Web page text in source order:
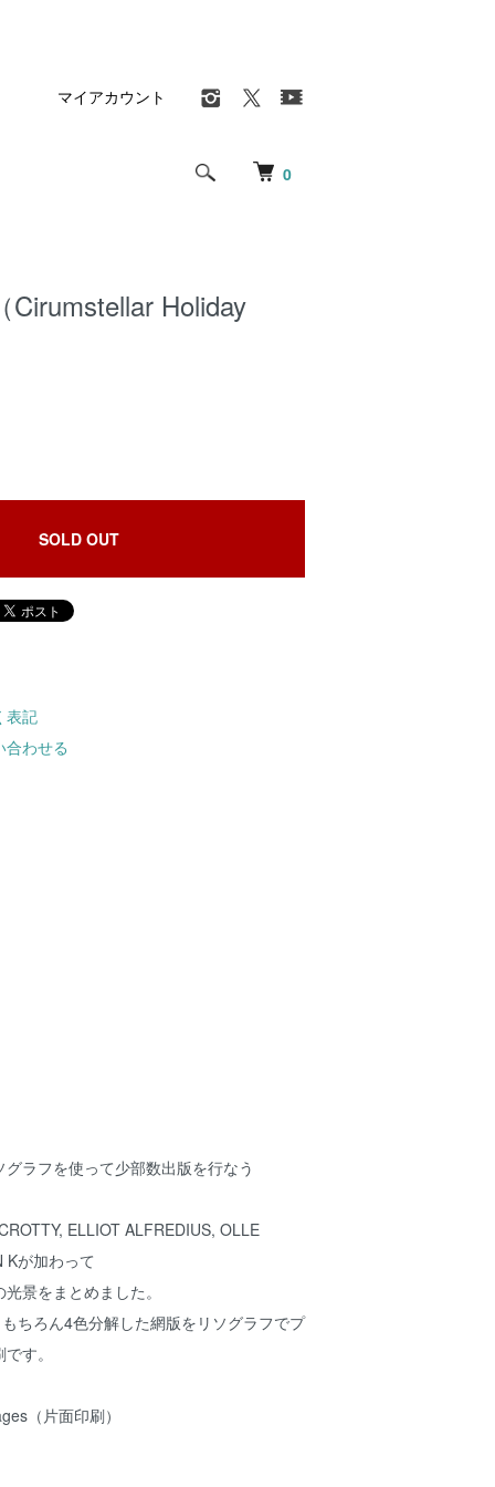
0
マイアカウント
Cirumstellar Holiday
SOLD OUT
表記
合わせる
ラフを使って少部数出版を行なう
ELLIOT ALFREDIUS, OLLE
Kが加わって
景をまとめました。
ちろん4色分解した網版をリソグラフでプ
す。
（片面印刷）